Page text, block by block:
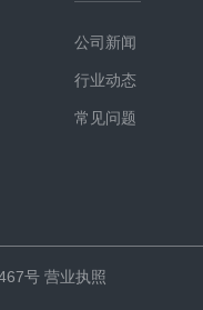
公司新闻
行业动态
常见问题
号 营业执照